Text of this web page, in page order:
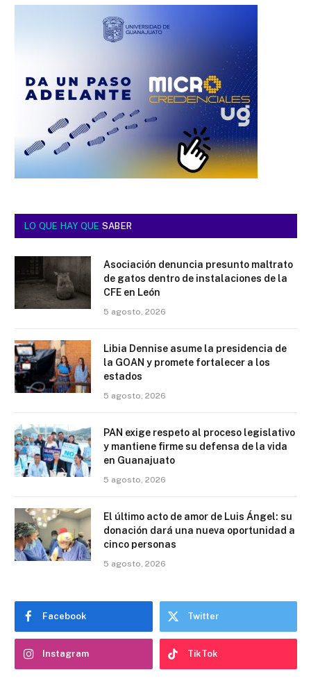
LO QUE HAY QUE SABER
Asociación denuncia presunto maltrato
de gatos dentro de instalaciones de la
CFE en León
5 agosto, 2026
Libia Dennise asume la presidencia de
la GOAN y promete fortalecer a los
estados
5 agosto, 2026
PAN exige respeto al proceso legislativo
y mantiene firme su defensa de la vida
en Guanajuato
5 agosto, 2026
El último acto de amor de Luis Ángel: su
donación dará una nueva oportunidad a
cinco personas
5 agosto, 2026
Facebook Twitter
Instagram TikTok